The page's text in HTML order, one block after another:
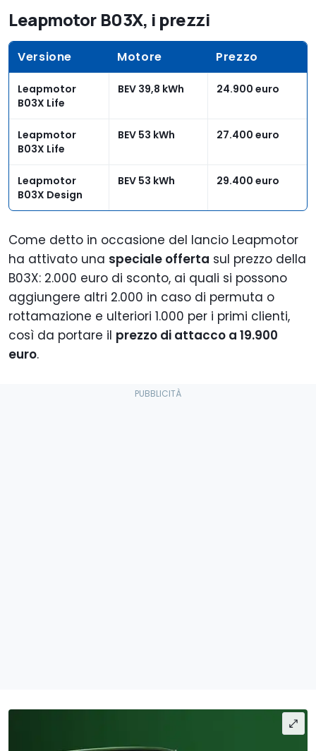
Leapmotor B03X, i prezzi
Versione Motore Prezzo
Leapmotor
B03X Life
BEV 39,8 kWh 24.900 euro
Leapmotor
B03X Life
BEV 53 kWh 27.400 euro
Leapmotor
B03X Design
BEV 53 kWh 29.400 euro
Come detto in occasione del lancio Leapmotor
ha attivato una speciale offerta sul prezzo della
B03X: 2.000 euro di sconto, ai quali si possono
aggiungere altri 2.000 in caso di permuta o
rottamazione e ulteriori 1.000 per i primi clienti,
così da portare il prezzo di attacco a 19.900
euro.